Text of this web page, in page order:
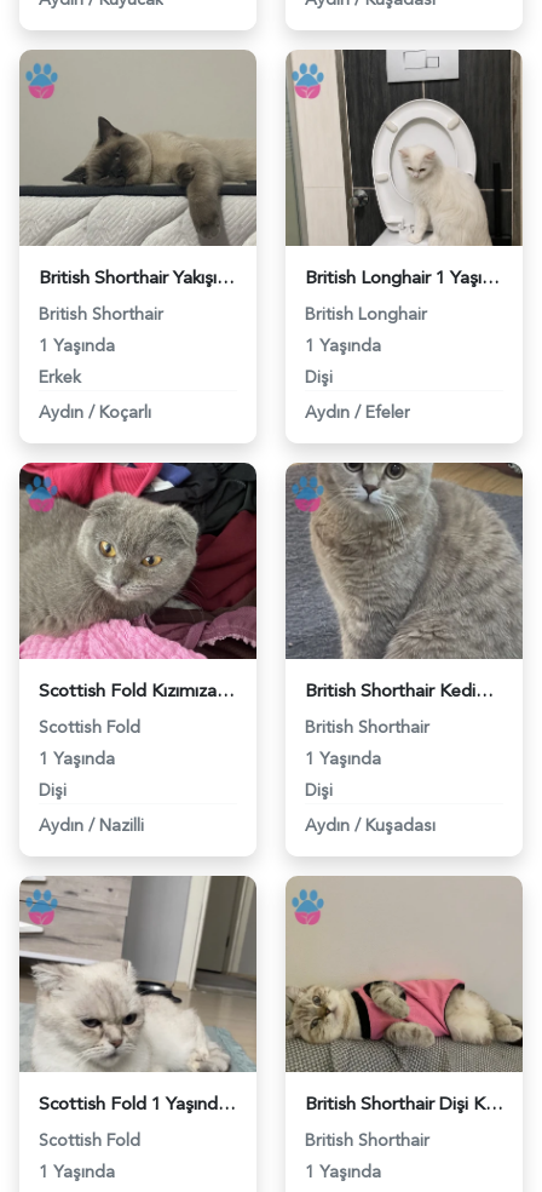
British Shorthair Yakışıklı Oğluma Dİşi Eş Arıyorum - 118984310
British Shorthair
1 Yaşında
Erkek
Aydın / Koçarlı
British Longhair 1 Yaşında Eş Arıyor - 118984161
British Longhair
1 Yaşında
Dişi
Aydın / Efeler
Scottish Fold Kızımıza eş arıyoruz - 118984065
Scottish Fold
1 Yaşında
Dişi
Aydın / Nazilli
British Shorthair Kedime Erkek eş arıyoruz - 118983986
British Shorthair
1 Yaşında
Dişi
Aydın / Kuşadası
Scottish Fold 1 Yaşında PAMUK PRENSİNİ ARIYOR - 118983806
Scottish Fold
1 Yaşında
British Shorthair Dişi Kedime Eş Arıyorum - 118983743
British Shorthair
1 Yaşında